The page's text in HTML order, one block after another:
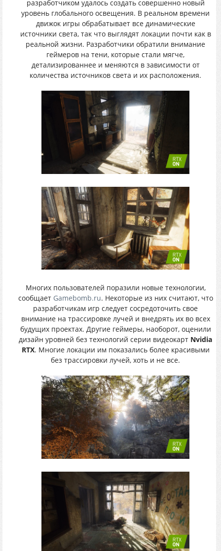
разработчиком удалось создать совершенно новый
уровень глобального освещения. В реальном времени
движок игры обрабатывает все динамические
источники света, так что выглядят локации почти как в
реальной жизни. Разработчики обратили внимание
геймеров на тени, которые стали мягче,
детализированнее и меняются в зависимости от
количества источников света и их расположения.
Многих пользователей поразили новые технологии,
сообщает Gamebomb.ru. Некоторые из них считают, что
разработчикам игр следует сосредоточить свое
внимание на трассировке лучей и внедрять их во всех
будущих проектах. Другие геймеры, наоборот, оценили
дизайн уровней без технологий серии видеокарт Nvidia
RTX. Многие локации им показались более красивыми
без трассировки лучей, хоть и не все.